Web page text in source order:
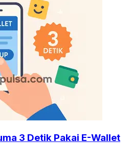
3 Detik Pakai E-Wallet